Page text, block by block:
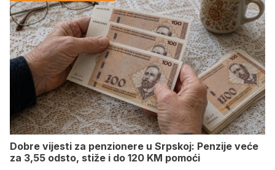
Dobre vijesti za penzionere u Srpskoj: Penzije veće
za 3,55 odsto, stiže i do 120 KM pomoći